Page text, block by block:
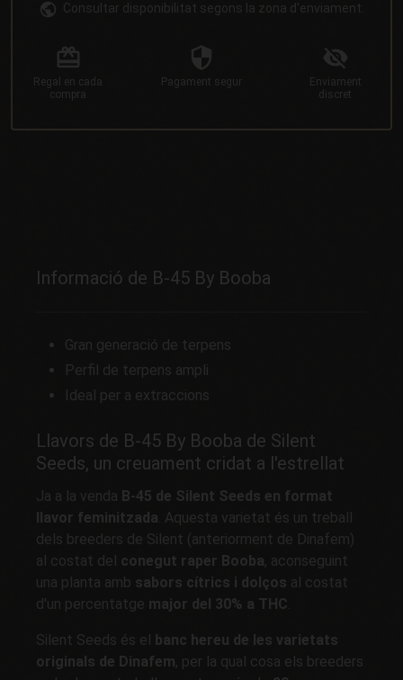
Consultar disponibilitat segons la zona d'enviament.
Regal en cada
compra
Pagament segur
Enviament
discret
Informació de B-45 By Booba
Gran generació de terpens
Perfil de terpens ampli
Ideal per a extraccions
Llavors de B-45 By Booba de Silent
Seeds, un creuament cridat a l'estrellat
Ja a la venda B-45 de Silent Seeds en format
llavor feminitzada . Aquesta varietat és un treball
dels breeders de Silent (anteriorment de Dinafem)
al costat del conegut raper Booba, aconseguint
una planta amb sabors cítrics i dolços al costat
d'un percentatge major del 30% a THC
Silent Seeds és el banc hereu de les varietats
originals de Dinafem, per la qual cosa els breeders